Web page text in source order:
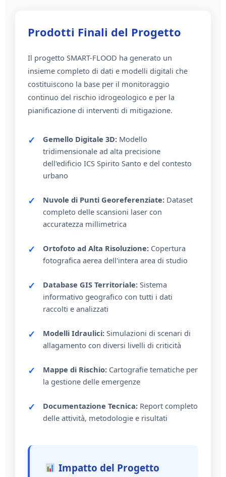
Prodotti Finali del Progetto
Il progetto SMART-FLOOD ha generato un
insieme completo di dati e modelli digitali che
costituiscono la base per il monitoraggio
continuo del rischio idrogeologico e per la
pianificazione di interventi di mitigazione.
Gemello Digitale 3D: Modello
tridimensionale ad alta precisione
dell'edificio ICS Spirito Santo e del contesto
urbano
Nuvole di Punti Georeferenziate: Dataset
completo delle scansioni laser con
accuratezza millimetrica
Ortofoto ad Alta Risoluzione: Copertura
fotografica aerea dell'intera area di studio
Database GIS Territoriale: Sistema
informativo geografico con tutti i dati
raccolti e analizzati
Modelli Idraulici: Simulazioni di scenari di
allagamento con diversi livelli di criticità
Mappe di Rischio: Cartografie tematiche per
la gestione delle emergenze
Documentazione Tecnica: Report completo
delle attività, metodologie e risultati
Impatto del Progetto